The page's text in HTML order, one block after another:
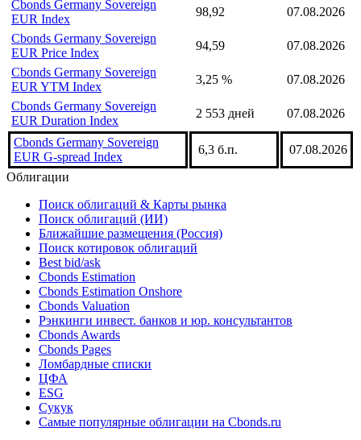
Индекс
значение
Cbonds Germany Sovereign
EUR Index
Cbonds Germany Sovereign
EUR Price Index
Cbonds Germany Sovereign
EUR YTM Index
3,25 %
07.08.2026
Cbonds Germany Sovereign
EUR Duration Index
2 553 дней 07.08.2026
Cbonds Germany Sovereign
EUR G-spread Index
6,3 б.п.
Облигации
Поиск облигаций & Карты рынка
Поиск облигаций (ИИ)
Ближайшие размещения (Россия)
Поиск котировок облигаций
Best bid/ask
Cbonds Estimation
Cbonds Estimation Onshore
Cbonds Valuation
Рэнкинги инвест. банков и юр. консультантов
Cbonds Awards
Cbonds Pages
Ломбардные списки